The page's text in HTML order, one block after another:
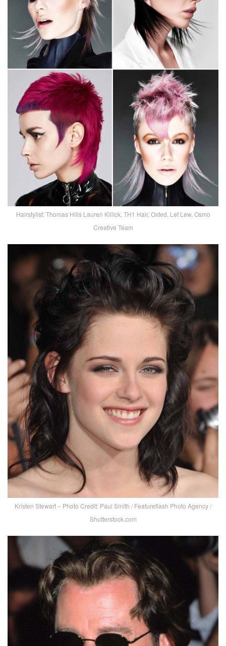
Hairstylist: Thomas Hills Lauren Killick, TH1 Hair, Oxted, Let Lew, Osmo
Creative Team
Kristen Stewart – Photo Credit: Paul Smith / Featureflash Photo Agency /
Shutterstock.com